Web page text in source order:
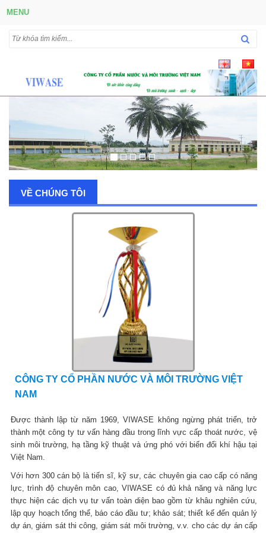
MENU
VỀ CHÚNG TÔI
CÔNG TY CỔ PHẦN NƯỚC VÀ MÔI TRƯỜNG VIỆT
NAM
Được thành lập từ năm 1969, VIWASE không ngừng phát triển, trở
thành một công ty tư vấn hàng đầu trong lĩnh vực cấp thoát nước, vệ
sinh môi trường, hạ tầng kỹ thuật và ứng phó với biến đổi khí hậu tại
Việt Nam.
Với hơn 300 cán bộ là tiến sĩ, kỹ sư, các chuyên gia cao cấp có năng
lực, trình độ chuyên môn cao, VIWASE có đủ khả năng và năng lực
thực hiện các dịch vụ tư vấn toàn diện bao gồm từ khâu nghiên cứu,
lập quy hoạch tổng thể, báo cáo đầu tư; khảo sát; thiết kế đến quản lý
dự án, giám sát thi công, giám sát môi trường, v.v. cho các dự án cấp